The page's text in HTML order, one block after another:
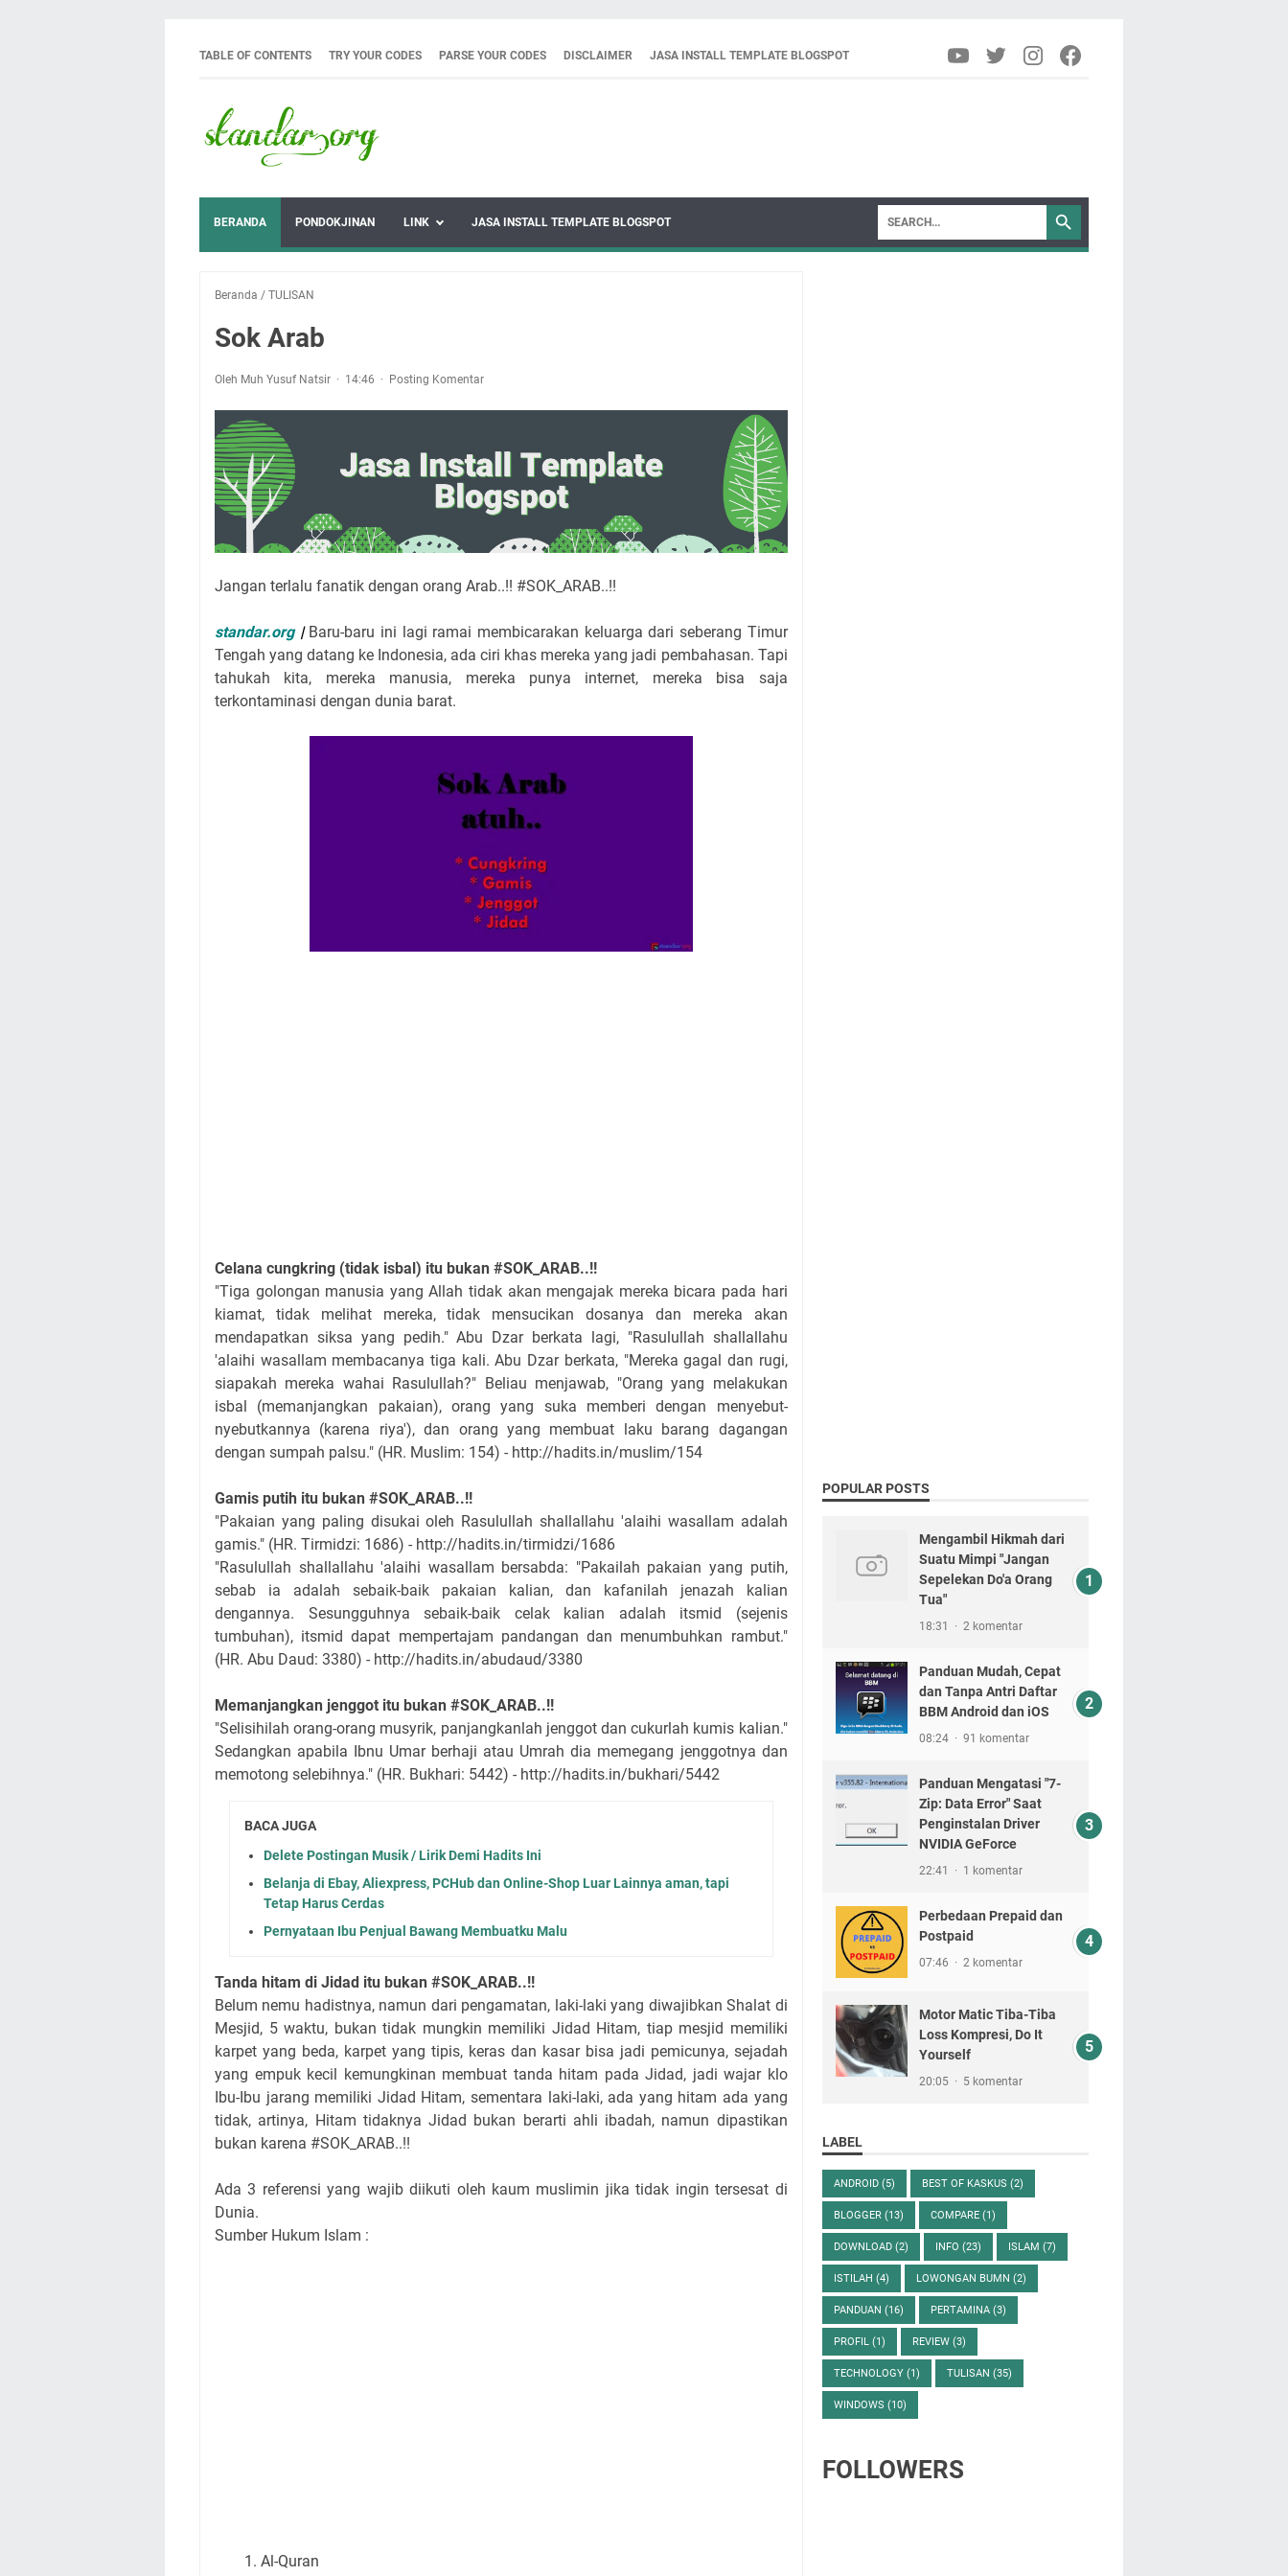
TABLE OF CONTENTS TRY YOUR CODES PARSE YOUR CODES DISCLAIMER JASA INSTALL TEMPLATE BLOGSPOT
BERANDA PONDOKJINAN LINK JASA INSTALL TEMPLATE BLOGSPOT
Beranda / TULISAN
Sok Arab
Oleh Muh Yusuf Natsir 14:46 Posting Komentar
Jangan terlalu fanatik dengan orang Arab..!! #SOK_ARAB..!!
standar.org | Baru-baru ini lagi ramai membicarakan keluarga dari seberang Timur
Tengah yang datang ke Indonesia, ada ciri khas mereka yang jadi pembahasan. Tapi
tahukah kita, mereka manusia, mereka punya internet, mereka bisa saja
terkontaminasi dengan dunia barat.
Celana cungkring (tidak isbal) itu bukan #SOK_ARAB..!!
"Tiga golongan manusia yang Allah tidak akan mengajak mereka bicara pada hari
kiamat, tidak melihat mereka, tidak mensucikan dosanya dan mereka akan
mendapatkan siksa yang pedih." Abu Dzar berkata lagi, "Rasulullah shallallahu
'alaihi wasallam membacanya tiga kali. Abu Dzar berkata, "Mereka gagal dan rugi,
siapakah mereka wahai Rasulullah?" Beliau menjawab, "Orang yang melakukan
isbal (memanjangkan pakaian), orang yang suka memberi dengan menyebut-
nyebutkannya (karena riya'), dan orang yang membuat laku barang dagangan
dengan sumpah palsu." (HR. Muslim: 154) - http://hadits.in/muslim/154
Gamis putih itu bukan #SOK_ARAB..!!
"Pakaian yang paling disukai oleh Rasulullah shallallahu 'alaihi wasallam adalah
gamis." (HR. Tirmidzi: 1686) - http://hadits.in/tirmidzi/1686
"Rasulullah shallallahu 'alaihi wasallam bersabda: "Pakailah pakaian yang putih,
sebab ia adalah sebaik-baik pakaian kalian, dan kafanilah jenazah kalian
dengannya. Sesungguhnya sebaik-baik celak kalian adalah itsmid (sejenis
tumbuhan), itsmid dapat mempertajam pandangan dan menumbuhkan rambut."
(HR. Abu Daud: 3380) - http://hadits.in/abudaud/3380
Memanjangkan jenggot itu bukan #SOK_ARAB..!!
"Selisihilah orang-orang musyrik, panjangkanlah jenggot dan cukurlah kumis kalian."
Sedangkan apabila Ibnu Umar berhaji atau Umrah dia memegang jenggotnya dan
memotong selebihnya." (HR. Bukhari: 5442) - http://hadits.in/bukhari/5442
BACA JUGA
Delete Postingan Musik / Lirik Demi Hadits Ini
Belanja di Ebay, Aliexpress, PCHub dan Online-Shop Luar Lainnya aman, tapi
Tetap Harus Cerdas
Pernyataan Ibu Penjual Bawang Membuatku Malu
Tanda hitam di Jidad itu bukan #SOK_ARAB..!!
Belum nemu hadistnya, namun dari pengamatan, laki-laki yang diwajibkan Shalat di
Mesjid, 5 waktu, bukan tidak mungkin memiliki Jidad Hitam, tiap mesjid memiliki
karpet yang beda, karpet yang tipis, keras dan kasar bisa jadi pemicunya, sejadah
yang empuk kecil kemungkinan membuat tanda hitam pada Jidad, jadi wajar klo
Ibu-Ibu jarang memiliki Jidad Hitam, sementara laki-laki, ada yang hitam ada yang
tidak, artinya, Hitam tidaknya Jidad bukan berarti ahli ibadah, namun dipastikan
bukan karena #SOK_ARAB..!!
Ada 3 referensi yang wajib diikuti oleh kaum muslimin jika tidak ingin tersesat di
Dunia.
Sumber Hukum Islam :
Al-Quran
POPULAR POSTS
Mengambil Hikmah dari
Suatu Mimpi "Jangan
Sepelekan Do'a Orang
Tua"
18:31 2 komentar
Panduan Mudah, Cepat
dan Tanpa Antri Daftar
BBM Android dan iOS
08:24 91 komentar
Panduan Mengatasi "7-
Zip: Data Error" Saat
Penginstalan Driver
NVIDIA GeForce
22:41 1 komentar
Perbedaan Prepaid dan
Postpaid
07:46 2 komentar
Motor Matic Tiba-Tiba
Loss Kompresi, Do It
Yourself
20:05 5 komentar
LABEL
ANDROID (5) BEST OF KASKUS (2)
BLOGGER (13) COMPARE (1)
DOWNLOAD (2) INFO (23) ISLAM (7)
ISTILAH (4) LOWONGAN BUMN (2)
PANDUAN (16) PERTAMINA (3)
PROFIL (1) REVIEW (3)
TECHNOLOGY (1) TULISAN (35)
WINDOWS (10)
FOLLOWERS